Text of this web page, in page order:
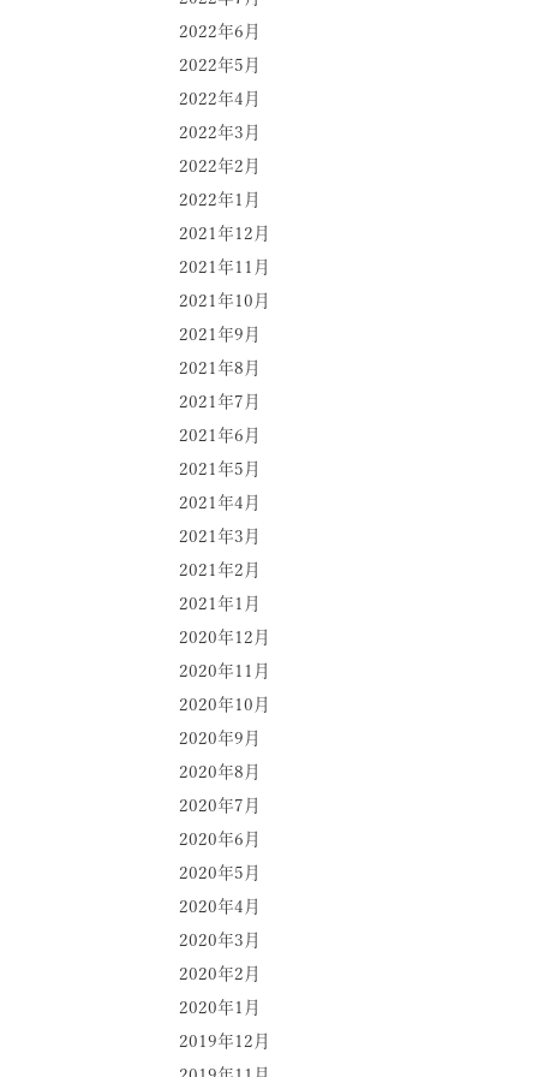
2022年6月
2022年5月
2022年4月
2022年3月
2022年2月
2022年1月
2021年12月
2021年11月
2021年10月
2021年9月
2021年8月
2021年7月
2021年6月
2021年5月
2021年4月
2021年3月
2021年2月
2021年1月
2020年12月
2020年11月
2020年10月
2020年9月
2020年8月
2020年7月
2020年6月
2020年5月
2020年4月
2020年3月
2020年2月
2020年1月
2019年12月